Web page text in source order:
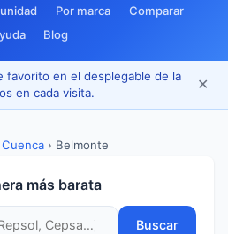
Por marca
Comparar
Blog
favorito en el desplegable de la
en cada visita.
✕
Cuenca › Belmonte
más barata
Buscar